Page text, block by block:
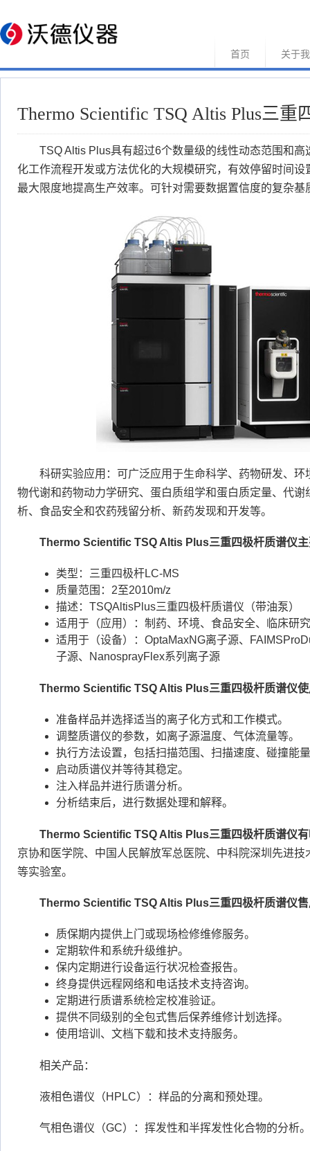
首页 关于
Thermo Scientific TSQ Altis Plus三重
TSQ Altis Plus具有超过6个数量级的线性动态范围和
化工作流程开发或方法优化的大规模研究，有效停留时间
最大限度地提高生产效率。可针对需要数据置信度的复杂基
科研实验应用：可广泛应用于生命科学、药物研发、
物代谢和药物动力学研究、蛋白质组学和蛋白质定量、代
析、食品安全和农药残留分析、新药发现和开发等。
Thermo Scientific TSQ Altis Plus三重四极杆质谱仪
类型：三重四极杆LC-MS
质量范围：2至2010m/z
描述：TSQAltisPlus三重四极杆质谱仪（带油泵）
适用于（应用）：制药、环境、食品安全、临床研
适用于（设备）：OptaMaxNG离子源、
子源、NanosprayFlex系列离子源
Thermo Scientific TSQ Altis Plus三重四极杆质谱仪
准备样品并选择适当的离子化方式和工作模式。
调整质谱仪的参数，如离子源温度、气体流量等。
执行方法设置，包括扫描范围、扫描速度、碰撞能
启动质谱仪并等待其稳定。
注入样品并进行质谱分析。
分析结束后，进行数据处理和解释。
Thermo Scientific TSQ Altis Plus三重四极杆质谱仪
京协和医学院、中国人民解放军总医院、中科院深圳先进
等实验室。
Thermo Scientific TSQ Altis Plus三重四极杆质谱仪
质保期内提供上门或现场检修维修服务。
定期软件和系统升级维护。
保内定期进行设备运行状况检查报告。
终身提供远程网络和电话技术支持咨询。
定期进行质谱系统检定校准验证。
提供不同级别的全包式售后保养维修计划选择。
使用培训、文档下载和技术支持服务。
相关产品：
液相色谱仪（HPLC）：样品的分离和预处理。
气相色谱仪（GC）：挥发性和半挥发性化合物的分析。